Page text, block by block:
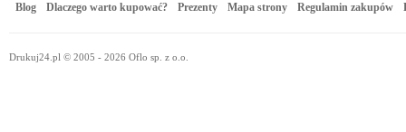
Blog Dlaczego warto kupować? Prezenty Mapa strony Regulamin zakupów
Drukuj24.pl © 2005 - 2026 Oflo sp. z o.o.